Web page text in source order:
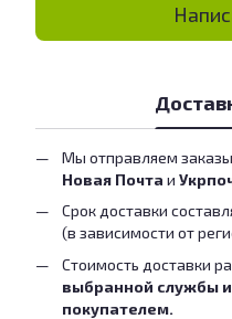
Мы отправляем
Новая Почта и
Срок доставки
(в зависимости от
Стоимость доставки
выбранной службы
покупателем.